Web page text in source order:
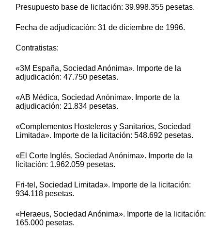
Presupuesto base de licitación: 39.998.355 pesetas.
Fecha de adjudicación: 31 de diciembre de 1996.
Contratistas:
«3M España, Sociedad Anónima». Importe de la
adjudicación: 47.750 pesetas.
«AB Médica, Sociedad Anónima». Importe de la
adjudicación: 21.834 pesetas.
«Complementos Hosteleros y Sanitarios, Sociedad
Limitada». Importe de la licitación: 548.692 pesetas.
«El Corte Inglés, Sociedad Anónima». Importe de la
licitación: 1.962.059 pesetas.
Fri-tel, Sociedad Limitada». Importe de la licitación:
934.118 pesetas.
«Heraeus, Sociedad Anónima». Importe de la licitación:
165.000 pesetas.